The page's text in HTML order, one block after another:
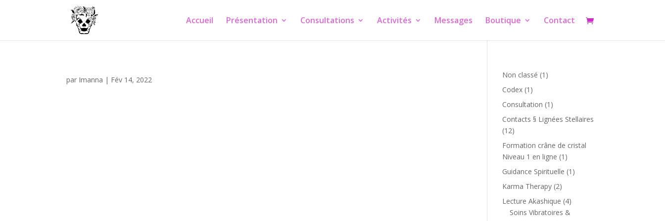
Accueil Présentation Consultations Activités Messages Boutique Contact
par Imanna | Fév 14, 2022
Non classé 1 1
Codex 1 1
produit
Consultation 1 1
produit
Contacts § Lignées Stellaires
1212
produits
Formation crâne de cristal
Niveau 1 en ligne 1 1
produit
Guidance Spirituelle 1 1
Karma Therapy 22
produits
Lecture Akashique 44
produits
Soins Vibratoires &